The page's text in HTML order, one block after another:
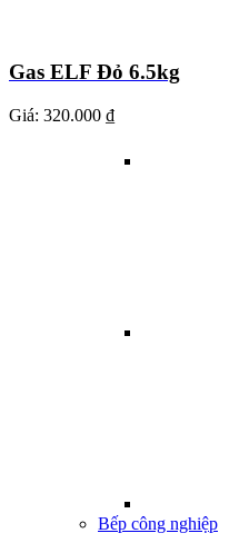
Bếp công nghiệp
Gas ELF Đỏ 6.5kg
Giá: 320.000 ₫